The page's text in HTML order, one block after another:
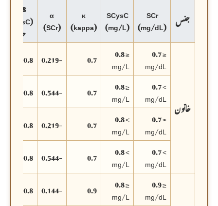
جنس SCr
(mg/dL)
SCysC
(mg/L)
κ
(kappa)
α
(SCr)
0.8
(SCysC
حد)
خاتون
≤ 0.7
mg/dL
≤ 0.8
mg/L
0.7
-0.219
0.8
> 0.7
mg/dL
≤ 0.8
mg/L
0.7
-0.544
0.8
≤ 0.7
mg/dL
> 0.8
mg/L
0.7
-0.219
0.8
> 0.7
mg/dL
> 0.8
mg/L
0.7
-0.544
0.8
≤ 0.9
mg/dL
≤ 0.8
mg/L
0.9
-0.144
0.8